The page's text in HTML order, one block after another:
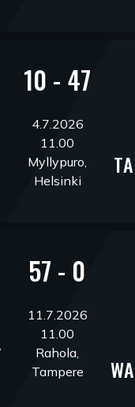
10 - 47
4.7.2026
11.00
Myllypuro,
Helsinki
57 - 0
11.7.2026
11.00
Rahola,
Tampere